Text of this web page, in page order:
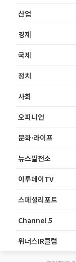
산업
경제
국제
정치
사회
오피니언
문화·라이프
뉴스발전소
이투데이TV
스페셜리포트
Channel 5
위너스IR클럽